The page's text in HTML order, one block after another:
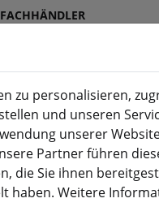
FACHHÄNDLER
Zubehö
r
3D
Druck
zu personalisieren,
und unseren
unserer
Partner führen
die Sie ihnen
haben. Weitere